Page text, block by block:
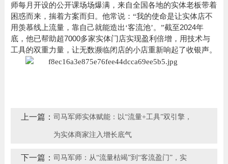
师每月开设的公开课场场爆满，来自全国各地的实体老板带着
困惑而来，揣着方案而归。他常说：“我的使命是让实体店不
用羡慕线上流量，靠自己就能造出‘客流池’。”截至2024年
底，他已帮助超7000多家实体门店实现盈利倍增，用技术与
工具的双重力量，让无数濒临闭店的小店重新响起了收银声。
上一篇： 司马军师实体赋能：以“流量+工具”双引擎，
为实体商家注入增长底气
下一篇： 司马军师：从“流量枯竭”到“客流盈门”，实